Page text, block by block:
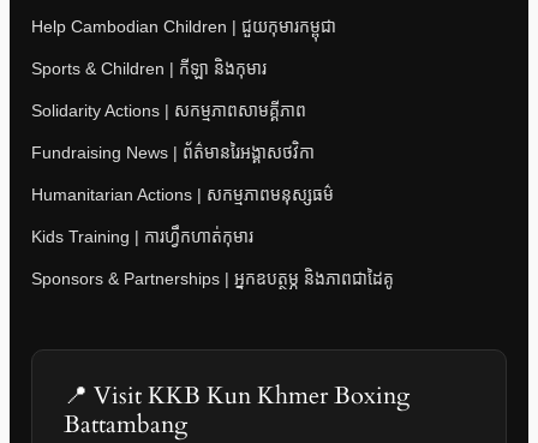
Help Cambodian Children | ជួយកុមារកម្ពុជា
Sports & Children | កីឡា និងកុមារ
Solidarity Actions | សកម្មភាពសាមគ្គីភាព
Fundraising News | ព័ត៌មានរៃអង្គាសថវិកា
Humanitarian Actions | សកម្មភាពមនុស្សធម៌
Kids Training | ការហ្វឹកហាត់កុមារ
Sponsors & Partnerships | អ្នកឧបត្ថម្ភ និងភាពជាដៃគូ
📍 Visit KKB Kun Khmer Boxing
Battambang